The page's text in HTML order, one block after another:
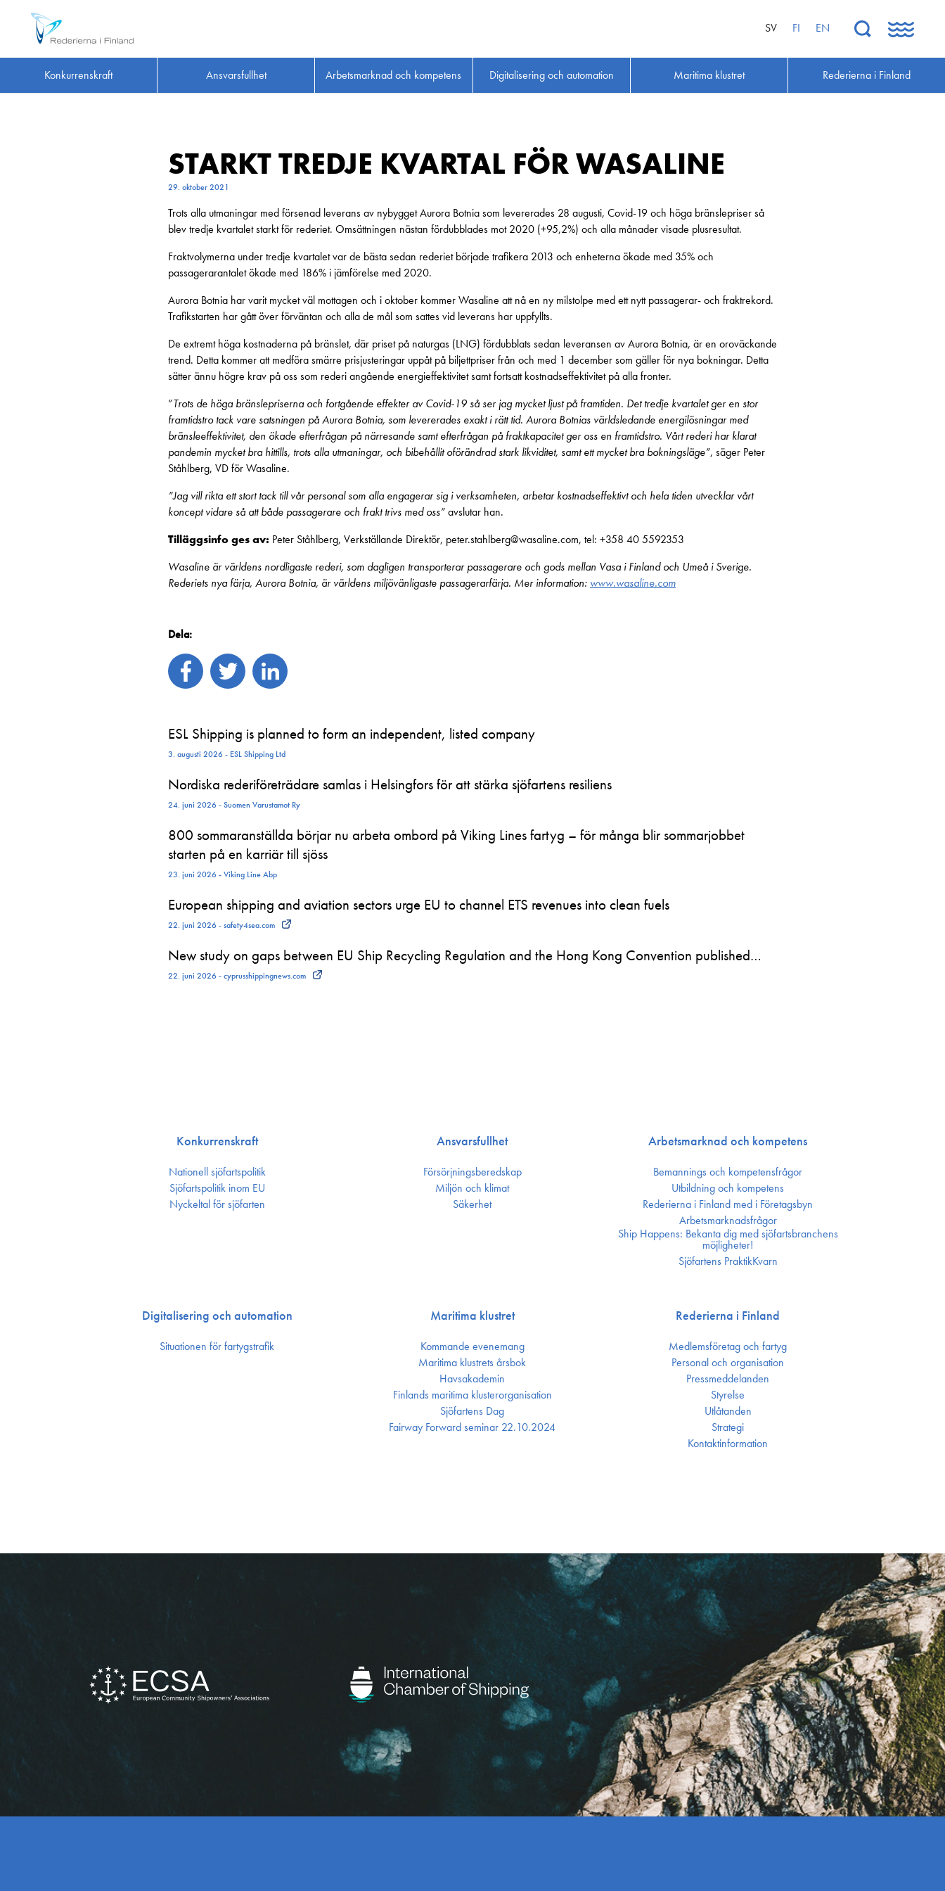
SV FI EN
Konkurrenskraft Ansvarsfullhet Arbetsmarknad och kompetens Digitalisering och automation Maritima klustret Rederierna i Finland
STARKT TREDJE KVARTAL FÖR WASALINE
29. oktober 2021
Trots alla utmaningar med försenad leverans av nybygget Aurora Botnia som levererades 28 augusti, Covid-19 och höga bränslepriser så
blev tredje kvartalet starkt för rederiet. Omsättningen nästan fördubblades mot 2020 (+95,2%) och alla månader visade plusresultat.
Fraktvolymerna under tredje kvartalet var de bästa sedan rederiet började trafikera 2013 och enheterna ökade med 35% och
passagerarantalet ökade med 186% i jämförelse med 2020.
Aurora Botnia har varit mycket väl mottagen och i oktober kommer Wasaline att nå en ny milstolpe med ett nytt passagerar- och fraktrekord.
Trafikstarten har gått över förväntan och alla de mål som sattes vid leverans har uppfyllts.
De extremt höga kostnaderna på bränslet, där priset på naturgas (LNG) fördubblats sedan leveransen av Aurora Botnia, är en oroväckande
trend. Detta kommer att medföra smärre prisjusteringar uppåt på biljettpriser från och med 1 december som gäller för nya bokningar. Detta
sätter ännu högre krav på oss som rederi angående energieffektivitet samt fortsatt kostnadseffektivitet på alla fronter.
”Trots de höga bränslepriserna och fortgående effekter av Covid-19 så ser jag mycket ljust på framtiden. Det tredje kvartalet ger en stor
framtidstro tack vare satsningen på Aurora Botnia, som levererades exakt i rätt tid. Aurora Botnias världsledande energilösningar med
bränsleeffektivitet, den ökade efterfrågan på närresande samt efterfrågan på fraktkapacitet ger oss en framtidstro. Vårt rederi har klarat
pandemin mycket bra hittills, trots alla utmaningar, och bibehållit oförändrad stark likviditet, samt ett mycket bra bokningsläge”, säger Peter
Ståhlberg, VD för Wasaline.
”Jag vill rikta ett stort tack till vår personal som alla engagerar sig i verksamheten, arbetar kostnadseffektivt och hela tiden utvecklar vårt
koncept vidare så att både passagerare och frakt trivs med oss”avslutar han.
Tilläggsinfo ges av: Peter Ståhlberg, Verkställande Direktör, peter.stahlberg@wasaline.com, tel: +358 40 5592353
Wasaline är världens nordligaste rederi, som dagligen transporterar passagerare och gods mellan Vasa i Finland och Umeå i Sverige.
Rederiets nya färja, Aurora Botnia, är världens miljövänligaste passagerarfärja. Mer information: www.wasaline.com
Dela:
ESL Shipping is planned to form an independent, listed company
3. augusti 2026 - ESL Shipping Ltd
Nordiska rederiföreträdare samlas i Helsingfors för att stärka sjöfartens resiliens
24. juni 2026 - Suomen Varustamot Ry
800 sommaranställda börjar nu arbeta ombord på Viking Lines fartyg – för många blir sommarjobbet
starten på en karriär till sjöss
23. juni 2026 - Viking Line Abp
European shipping and aviation sectors urge EU to channel ETS revenues into clean fuels
22. juni 2026 - safety4sea.com
New study on gaps between EU Ship Recycling Regulation and the Hong Kong Convention published…
22. juni 2026 - cyprusshippingnews.com
Konkurrenskraft
Nationell sjöfartspolitik
Sjöfarts­politik inom EU
Nyckeltal för sjöfarten
Ansvarsfullhet
Försörjnings­beredskap
Miljön och klimat
Säkerhet
Arbetsmarknad och kompetens
Bemannings och kompetens­frågor
Utbildning och kompetens
Rederierna i Finland med i Företagsbyn
Arbetsmarknadsfrågor
Ship Happens: Bekanta dig med sjöfartsbranchens
möjligheter!
Sjöfartens PraktikKvarn
Digitalisering och automation
Situationen för fartygstrafik
Maritima klustret
Kommande evenemang
Maritima klustrets årsbok
Havsakademin
Finlands maritima kluster­organisation
Sjöfartens Dag
Fairway Forward seminar 22.10.2024
Rederierna i Finland
Medlemsföretag och fartyg
Personal och organisation
Press­meddelanden
Styrelse
Utlåtanden
Strategi
Kontakt­information